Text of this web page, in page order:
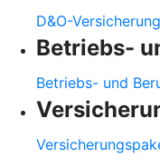
D&O-Versicherung
Betriebs-
Betriebs- und